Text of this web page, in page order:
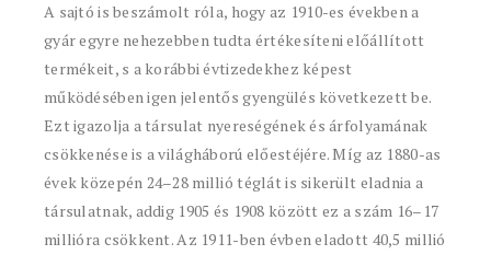
A sajtó is beszámolt róla, hogy az 1910-es években a
gyár egyre nehezebben tudta értékesíteni előállított
termékeit, s a korábbi évtizedekhez képest
működésében igen jelentős gyengülés következett be.
Ezt igazolja a társulat nyereségének és árfolyamának
csökkenése is a világháború előestéjére. Míg az 1880-as
évek közepén 24–28 millió téglát is sikerült eladnia a
társulatnak, addig 1905 és 1908 között ez a szám 16–17
millióra csökkent. Az 1911-ben évben eladott 40,5 millió